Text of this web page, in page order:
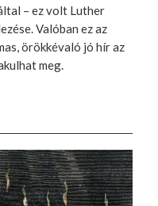
– ez volt Luther
Valóban ez az
örökkévaló jó hír az
meg.